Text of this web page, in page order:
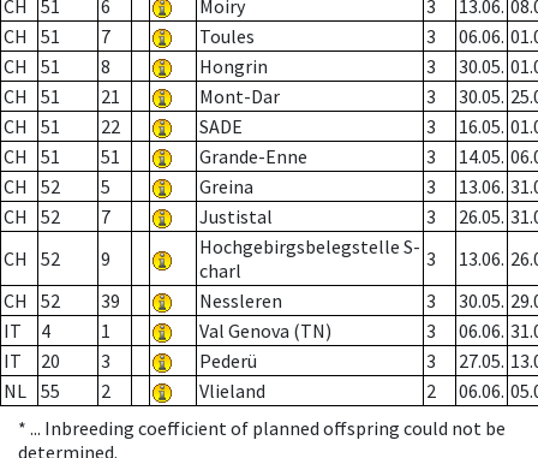
CH 51 6 Moiry 3 13.06.
CH
51 7 Toules 3 06.06.
CH
51 8 Hongrin 3 30.05.
CH
51 21 Mont-Dar 3 30.05.
CH
51 22 SADE 3 16.05.
CH
51 51 Grande-Enne 3 14.05.
CH
52 5 Greina 3 13.06.
CH
52 7 Justistal 3 26.05.
CH
52 9
Hochgebirgsbelegstelle S-
charl
3 13.06.
CH
52 39 Nessleren 3 30.05.
IT
4 1 Val Genova (TN) 3 06.06.
IT
20 3 Pederü 3 27.05.
NL 55 2 Vlieland 2 06.06.
* ... Inbreeding coefficient of planned offspring could not be
determined.